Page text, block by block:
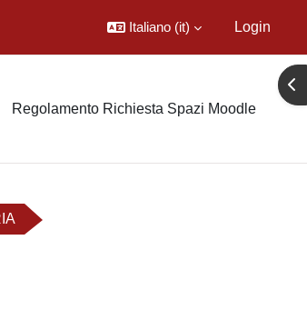
Italiano ‎(it)‎ Login
Regolamento Richiesta Spazi Moodle